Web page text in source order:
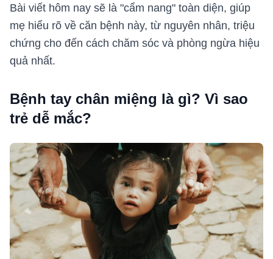
Bài viết hôm nay sẽ là "cẩm nang" toàn diện, giúp
mẹ hiểu rõ về căn bệnh này, từ nguyên nhân, triệu
chứng cho đến cách chăm sóc và phòng ngừa hiệu
quả nhất.
Bệnh tay chân miệng là gì? Vì sao
trẻ dễ mắc?